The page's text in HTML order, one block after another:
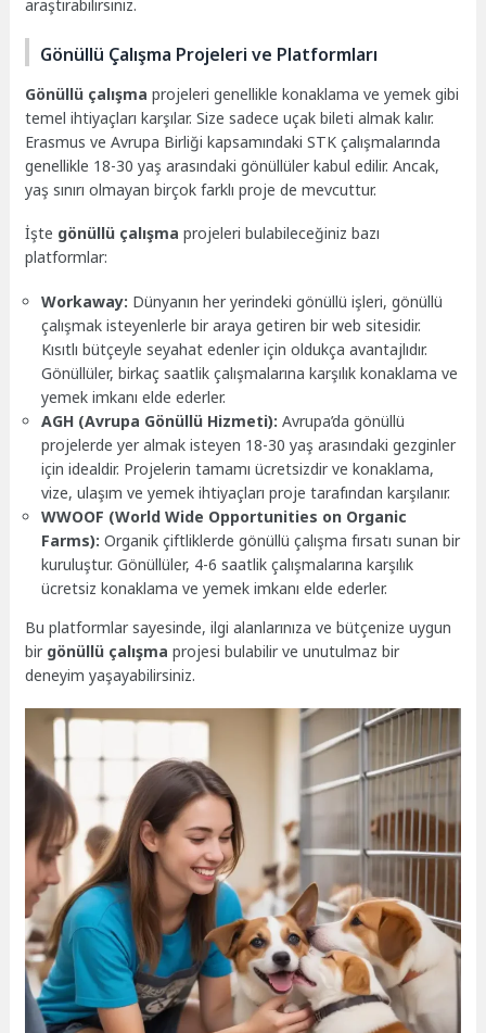
araştırabilirsiniz.
Gönüllü Çalışma Projeleri ve Platformları
Gönüllü çalışma projeleri genellikle konaklama ve yemek gibi
temel ihtiyaçları karşılar. Size sadece uçak bileti almak kalır.
Erasmus ve Avrupa Birliği kapsamındaki STK çalışmalarında
genellikle 18-30 yaş arasındaki gönüllüler kabul edilir. Ancak,
yaş sınırı olmayan birçok farklı proje de mevcuttur.
İşte gönüllü çalışma projeleri bulabileceğiniz bazı
platformlar:
Workaway: Dünyanın her yerindeki gönüllü işleri, gönüllü
çalışmak isteyenlerle bir araya getiren bir web sitesidir.
Kısıtlı bütçeyle seyahat edenler için oldukça avantajlıdır.
Gönüllüler, birkaç saatlik çalışmalarına karşılık konaklama ve
yemek imkanı elde ederler.
AGH (Avrupa Gönüllü Hizmeti): Avrupa’da gönüllü
projelerde yer almak isteyen 18-30 yaş arasındaki gezginler
için idealdir. Projelerin tamamı ücretsizdir ve konaklama,
vize, ulaşım ve yemek ihtiyaçları proje tarafından karşılanır.
WWOOF (World Wide Opportunities on Organic
Farms): Organik çiftliklerde gönüllü çalışma fırsatı sunan bir
kuruluştur. Gönüllüler, 4-6 saatlik çalışmalarına karşılık
ücretsiz konaklama ve yemek imkanı elde ederler.
Bu platformlar sayesinde, ilgi alanlarınıza ve bütçenize uygun
bir gönüllü çalışma projesi bulabilir ve unutulmaz bir
deneyim yaşayabilirsiniz.